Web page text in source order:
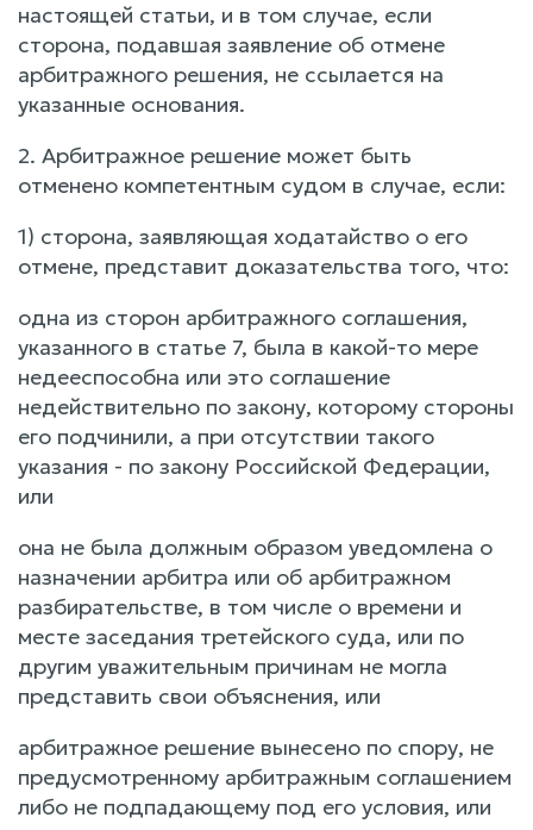
настоящей статьи, и в том случае, если
сторона, подавшая заявление об отмене
арбитражного решения, не ссылается на
указанные основания.
2. Арбитражное решение может быть
отменено компетентным судом в случае, если:
1) сторона, заявляющая ходатайство о его
отмене, представит доказательства того, что:
одна из сторон арбитражного соглашения,
указанного в статье 7, была в какой-то мере
недееспособна или это соглашение
недействительно по закону, которому стороны
его подчинили, а при отсутствии такого
указания - по закону Российской Федерации,
или
она не была должным образом уведомлена о
назначении арбитра или об арбитражном
разбирательстве, в том числе о времени и
месте заседания третейского суда, или по
другим уважительным причинам не могла
представить свои объяснения, или
арбитражное решение вынесено по спору, не
предусмотренному арбитражным соглашением
либо не подпадающему под его условия, или